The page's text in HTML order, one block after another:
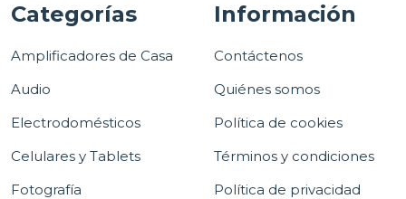
Categorías
Amplificadores de Casa
Audio
Electrodomésticos
Celulares y Tablets
Fotografía
Información
Contáctenos
Quiénes somos
Política de cookies
Términos y condiciones
Política de privacidad